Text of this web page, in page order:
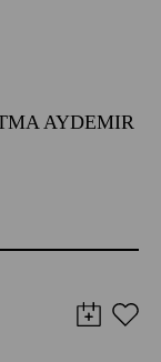
AYDEMIR